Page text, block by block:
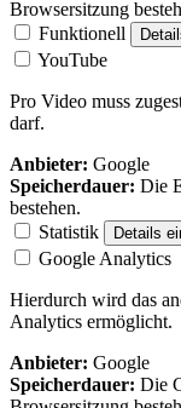
Browsersitzung
Funktionell
YouTube
Pro Video muss
darf.
Anbieter: Google
Speicherdauer: Die
bestehen.
Statistik
Details
Google Analytics
Hierdurch wird das
Analytics ermöglicht.
Anbieter: Google
Speicherdauer: Die